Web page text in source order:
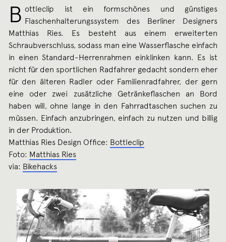
B ottleclip ist ein formschönes und günstiges
Flaschenhalterungssystem des Berliner Designers
Matthias Ries. Es besteht aus einem erweiterten
Schraubverschluss, sodass man eine Wasserflasche einfach
in einen Standard-Herrenrahmen einklinken kann. Es ist
nicht für den sportlichen Radfahrer gedacht sondern eher
für den älteren Radler oder Familienradfahrer, der gern
eine oder zwei zusätzliche Getränkeflaschen an Bord
haben will, ohne lange in den Fahrradtaschen suchen zu
müssen. Einfach anzubringen, einfach zu nutzen und billig
in der Produktion.
Matthias Ries Design Office: Bottleclip
Foto: Matthias Ries
via: Bikehacks